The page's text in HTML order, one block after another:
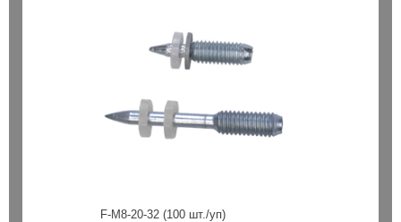
F-M8-20-32 (100 шт./уп)